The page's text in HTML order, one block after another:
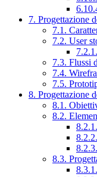
7. Progettazione
7.1.
7.2. User
7.3. Flussi
7.4.
7.5.
8. Progettazione
8.1.
8.2.
8.3.